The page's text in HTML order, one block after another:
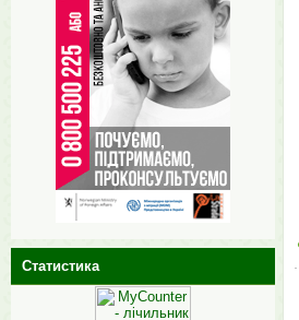
Статистика